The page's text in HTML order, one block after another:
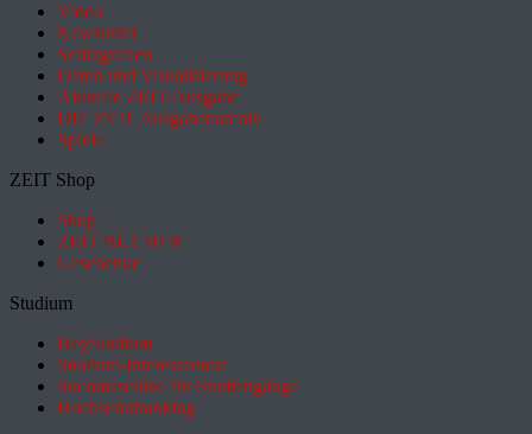
Video
Newsletter
Schlagzeilen
Daten und Visualisierung
Aktuelle ZEIT-Ausgabe
DIE ZEIT Ausgabenarchiv
Spiele
ZEIT Shop
Shop
ZEIT BÜCHER
Geschenke
Studium
HeyStudium
Studium-Interessentest
Suchmaschine für Studiengänge
Hochschulranking